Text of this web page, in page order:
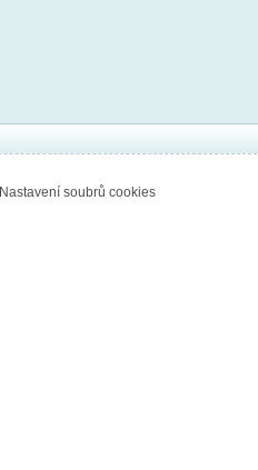
Nastavení soubrů cookies